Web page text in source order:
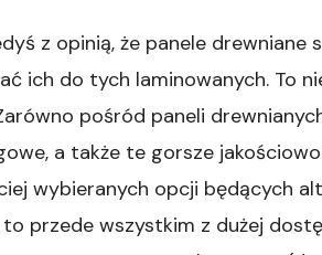
z opinią, że panele drewniane
ich do tych laminowanych. To
pośród paneli
a także te gorsze
wybieranych opcji będących
to przede wszystkim z dużej